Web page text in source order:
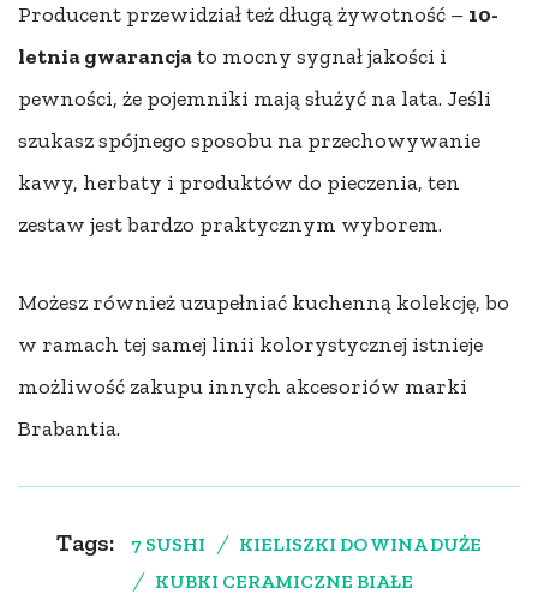
Producent przewidział też długą żywotność – 10-
letnia gwarancjato mocny sygnał jakości i
pewności, że pojemniki mają służyć na lata. Jeśli
szukasz spójnego sposobu na przechowywanie
kawy, herbaty i produktów do pieczenia, ten
zestaw jest bardzo praktycznym wyborem.
Możesz również uzupełniać kuchenną kolekcję, bo
w ramach tej samej linii kolorystycznej istnieje
możliwość zakupu innych akcesoriów marki
Brabantia.
Tags: 7 SUSHI
KIELISZKI DO WINA DUŻE
KUBKI CERAMICZNE BIAŁE